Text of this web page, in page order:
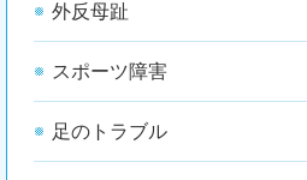
外反母趾
スポーツ障害
足のトラブル